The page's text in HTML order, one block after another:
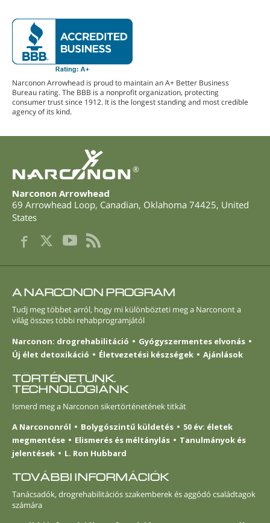
Narconon Arrowhead is proud to maintain an A+ Better Business
Bureau rating. The BBB is a nonprofit organization, protecting
consumer trust since 1912. It is the longest standing and most credible
agency of its kind.
®
Narconon Arrowhead
69 Arrowhead Loop, Canadian, Oklahoma 74425, United
States
A NARCONON PROGRAM
Tudj meg többet arról, hogy mi különbözteti meg a Narconont a
világ összes többi rehabprogramjától
Narconon: drogrehabilitáció
Gyógyszermentes elvonás
Új élet detoxikáció
Életvezetési készségek Ajánlások
TÖRTÉNETÜNK.
TECHNOLÓGIÁNK
Ismerd meg a Narconon sikertörténetének titkát
A Narcononról
Bolygószintű küldetés
50 év: életek
megmentése
Elismerés és méltánylás
Tanulmányok és
jelentések
L. Ron Hubbard
TOVÁBBI INFORMÁCIÓK
Tanácsadók, drogrehabilitációs szakemberek és aggódó családtagok
számára